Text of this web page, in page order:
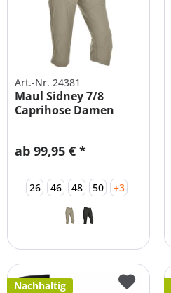
Art.-Nr. 24381
Maul Sidney 7/8
Caprihose Damen
ab 99,95 € *
26 46 48 50 +3
Nachhaltig